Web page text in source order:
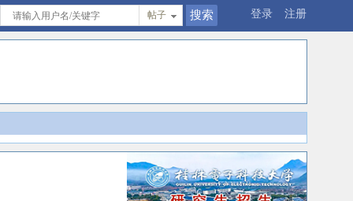
登录 注册
帖子